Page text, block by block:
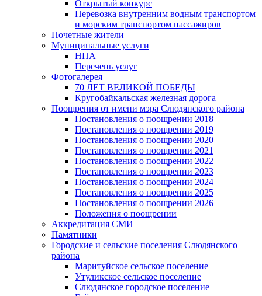
Открытый конкурс
Перевозка внутренним водным транспортом
и морским транспортом пассажиров
Почетные жители
Муниципальные услуги
НПА
Перечень услуг
Фотогалерея
70 ЛЕТ ВЕЛИКОЙ ПОБЕДЫ
Кругобайкальская железная дорога
Поощрения от имени мэра Слюдянского района
Постановления о поощрении 2018
Постановления о поощрении 2019
Постановления о поощрении 2020
Постановления о поощрении 2021
Постановления о поощрении 2022
Постановления о поощрении 2023
Постановления о поощрении 2024
Постановления о поощрении 2025
Постановления о поощрении 2026
Положения о поощрении
Аккредитация СМИ
Памятники
Городские и сельские поселения Слюдянского
района
Маритуйское сельское поселение
Утуликское сельское поселение
Слюдянское городское поселение